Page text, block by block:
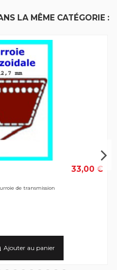
LA MÊME CATÉGORIE :
33,00 €
de transmission
Ajouter au panier